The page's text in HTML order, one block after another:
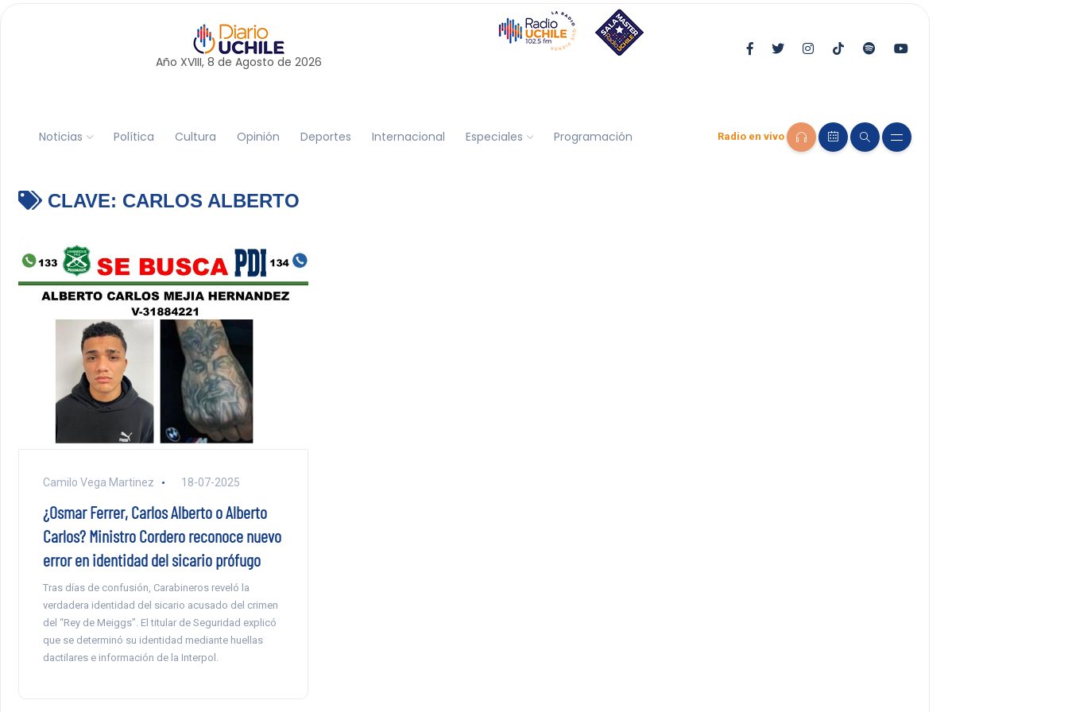
Año XVIII, 8 de Agosto de 2026
Noticias Política Cultura Opinión Deportes Internacional Especiales Programación Radio en vivo
CLAVE: CARLOS ALBERTO
Camilo Vega Martinez 18-07-2025
¿Osmar Ferrer, Carlos Alberto o Alberto
Carlos? Ministro Cordero reconoce nuevo
error en identidad del sicario prófugo
Tras días de confusión, Carabineros reveló la
verdadera identidad del sicario acusado del crimen
del “Rey de Meiggs”. El titular de Seguridad explicó
que se determinó su identidad mediante huellas
dactilares e información de la Interpol.